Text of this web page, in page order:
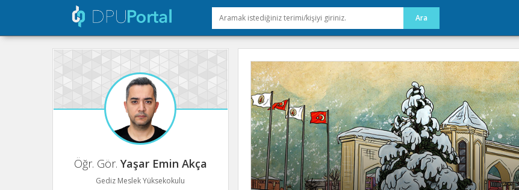
Öğr. Gör. Yaşar Emin Akça
Gediz Meslek Yüksekokulu